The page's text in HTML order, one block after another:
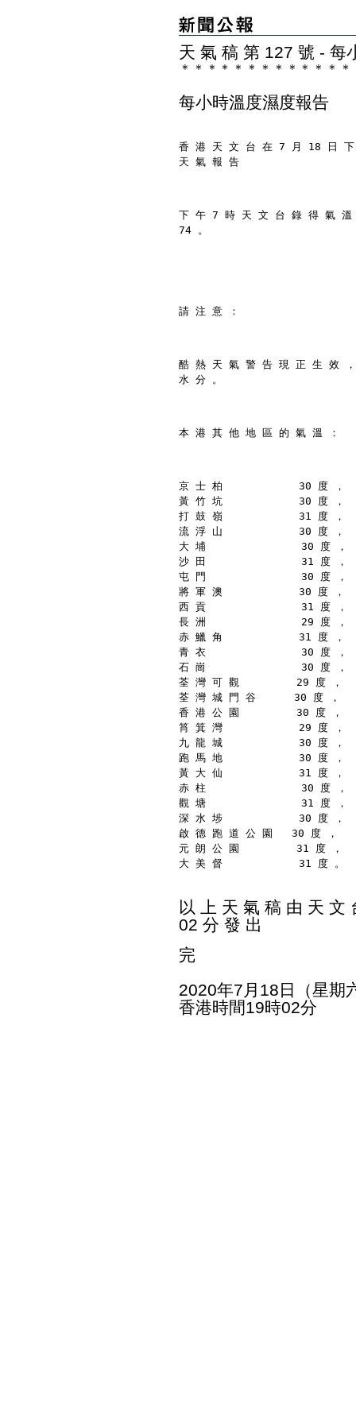
天 氣 稿 第 127 號 - 每
＊ ＊ ＊ ＊ ＊ ＊ ＊ ＊ ＊ ＊ ＊ ＊ ＊
每小時溫度濕度報告
香 港 天 文 台 在 7 月 18 日
天 氣 報 告
下 午 7 時 天 文 台 錄 得 氣
74 。
請 注 意 ：
酷 熱 天 氣 警 告 現 正 生 效
水 分 。
本 港 其 他 地 區 的 氣 溫 ：
京 士 柏            30 度 ，
黃 竹 坑            30 度 ，
打 鼓 嶺            31 度 ，
流 浮 山            30 度 ，
大 埔               30 度 ，
沙 田               31 度 ，
屯 門               30 度 ，
將 軍 澳            30 度 ，
西 貢               31 度 ，
長 洲               29 度 ，
赤 鱲 角            31 度 ，
青 衣               30 度 ，
石 崗               30 度 ，
荃 灣 可 觀         29 度 ，
荃 灣 城 門 谷      30 度 ，
香 港 公 園         30 度 ，
筲 箕 灣            29 度 ，
九 龍 城            30 度 ，
跑 馬 地            30 度 ，
黃 大 仙            31 度 ，
赤 柱               30 度 ，
觀 塘               31 度 ，
深 水 埗            30 度 ，
啟 德 跑 道 公 園   30 度 ，
元 朗 公 園         31 度 ，
大 美 督            31 度 。
以 上 天 氣 稿 由 天 文
02 分 發 出
完
2020年7月18日（星期
香港時間19時02分